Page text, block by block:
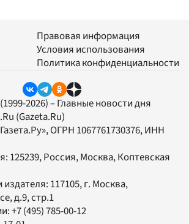
Правовая информация
Условия использования
Политика конфиденциальности
2026) – Главные новости дня
(Gazeta.Ru)
, ОГРН 1067761730376, ИНН
125239, Россия, Москва, Коптевская
издателя: 117105, г. Москва,
д.9, стр.1
+7 (495) 785-00-12